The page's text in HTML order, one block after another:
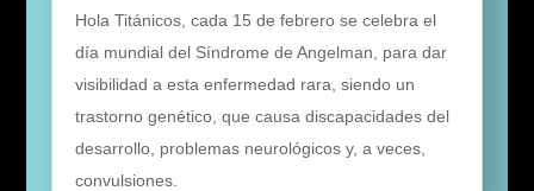
Hola Titánicos, cada 15 de febrero se celebra el
día mundial del Síndrome de Angelman, para dar
visibilidad a esta enfermedad rara, siendo un
trastorno genético, que causa discapacidades del
desarrollo, problemas neurológicos y, a veces,
convulsiones.